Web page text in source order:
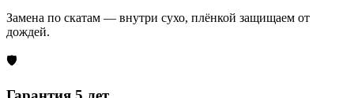
Замена по скатам — внутри сухо, плёнкой защищаем от
дождей.
🛡️